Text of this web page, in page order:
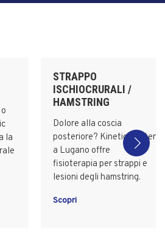
la
STRAPPO
ISCHIOCRURALI /
HAMSTRING
Dolore alla coscia
posteriore? Kinetic Center
a Lugano offre
fisioterapia per strappi e
lesioni degli hamstring.
Scopri